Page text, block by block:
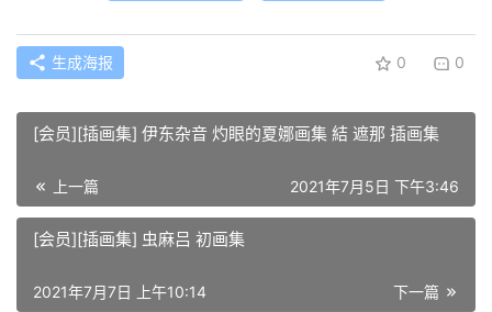
生成海报 0 0
[会员][插画集] 伊东杂音 灼眼的夏娜画集 結 遮那 插画集
上一篇 2021年7月5日 下午3:46
[会员][插画集] 虫麻吕 初画集
下一篇
2021年7月7日 上午10:14